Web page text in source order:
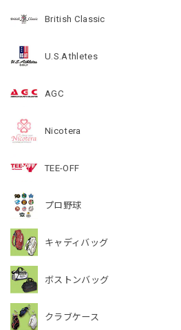
British Classic
U.S.Athletes
AGC
Nicotera
TEE-OFF
プロ野球
キャディバッグ
ボストンバッグ
クラブケース